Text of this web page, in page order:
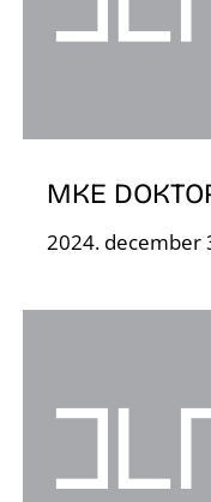
MKE
2024. december